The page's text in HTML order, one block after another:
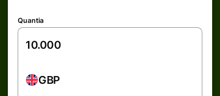
Quantia
GBP